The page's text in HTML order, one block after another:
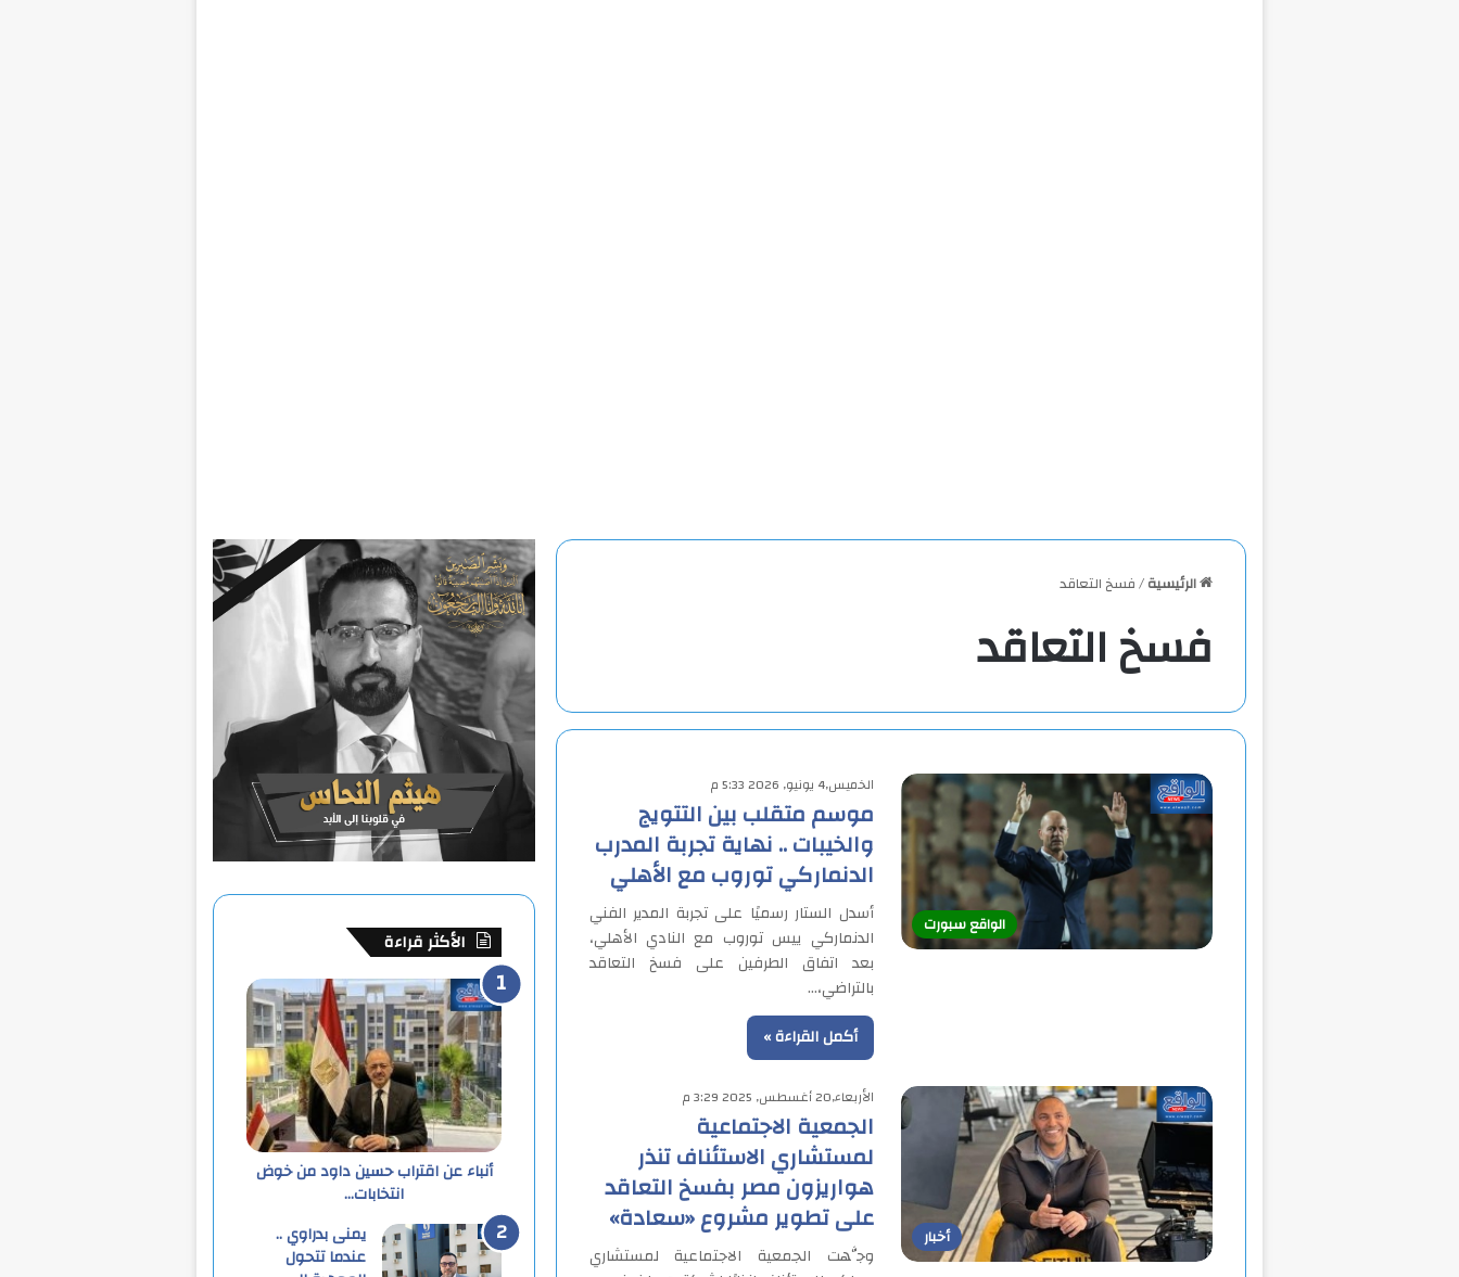
الرئيسية/فسخ التعاقد
فسخ التعاقد
الواقع سبورت
الخميس,4 يونيو, 2026 5:33 م
موسم متقلب بين التتويج
والخيبات .. نهاية تجربة المدرب
الدنماركي توروب مع الأهلي
أسدل الستار رسميًا على تجربة المدير الفني
الدنماركي ييس توروب مع النادي الأهلي،
بعد اتفاق الطرفين على فسخ التعاقد
بالتراضي،…
أكمل القراءة »
أخبار
الأربعاء,20 أغسطس, 2025 3:29 م
الجمعية الاجتماعية
لمستشاري الاستئناف تنذر
هواريزون مصر بفسخ التعاقد
على تطوير مشروع «سعادة»
وجَّهت الجمعية الاجتماعية لمستشاري
الأكثر قراءة
أنباء عن اقتراب حسين داود من خوض
انتخابات…
يمنى بدراوي ..
عندما تتحول